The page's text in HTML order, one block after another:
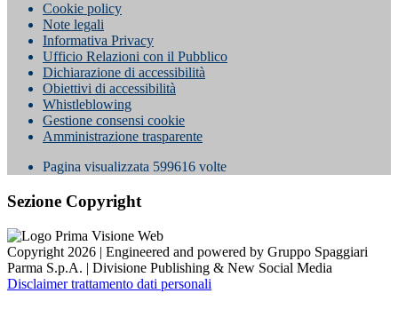
Cookie policy
Note legali
Informativa Privacy
Ufficio Relazioni con il Pubblico
Dichiarazione di accessibilità
Obiettivi di accessibilità
Whistleblowing
Gestione consensi cookie
Amministrazione trasparente
Pagina visualizzata 599616 volte
Sezione Copyright
Copyright 2026 | Engineered and powered by Gruppo Spaggiari
Parma S.p.A. | Divisione Publishing & New Social Media
Disclaimer trattamento dati personali